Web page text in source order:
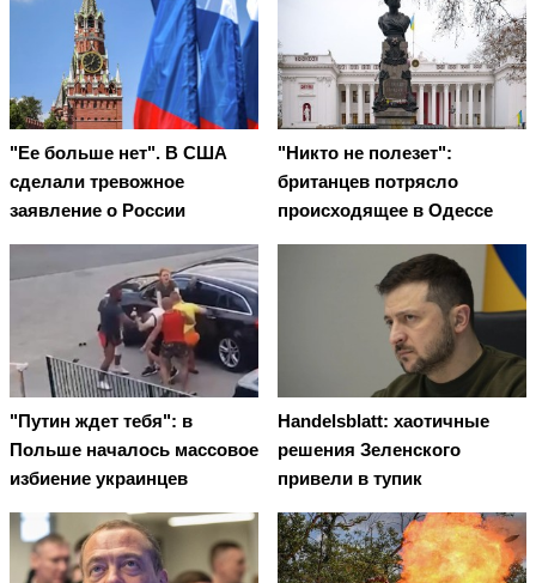
"Ее больше нет". В США
сделали тревожное
заявление о России
"Никто не полезет":
британцев потрясло
происходящее в Одессе
"Путин ждет тебя": в
Польше началось массовое
избиение украинцев
Handelsblatt: хаотичные
решения Зеленского
привели в тупик